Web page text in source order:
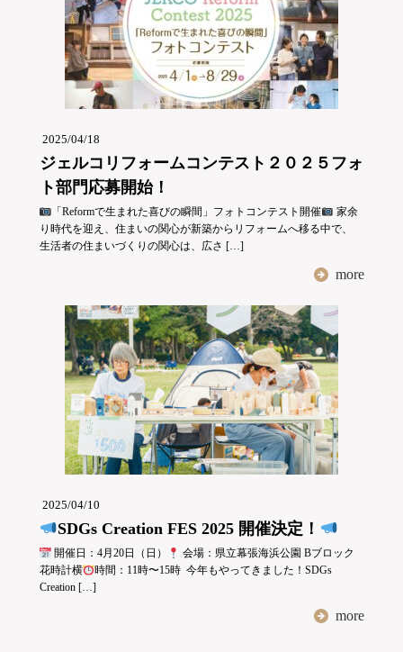
2025/04/18
ジェルコリフォームコンテスト２０２５フォ
ト部門応募開始！
「Reformで生まれた喜びの瞬間」フォトコンテスト開催
家余
り時代を迎え、住まいの関心が新築からリフォームへ移る中で、
生活者の住まいづくりの関心は、広さ […]
more
2025/04/10
SDGs Creation FES 2025 開催決定！
開催日：4月20日（日）
会場：県立幕張海浜公園 Bブロック
花時計横
時間：11時〜15時 今年もやってきました！SDGs
Creation […]
more